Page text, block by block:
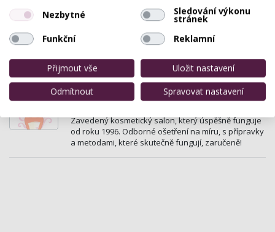
Fryštátská 2060 , Karviná
Nově otevřený estetický salón- neinvazivní
liposukce, léčba celulitidy, lifting obličeje a poprsí,
hyperpigmentace, aplikace botulotoxinu a
kyseliny…
Dermokosmetický salon
Masarykova 53 , Fulnek
Zavedený kosmetický salon, který úspěšně funguje
od roku 1996. Odborné ošetření na míru, s přípravky
a metodami, které skutečně fungují, zaručeně!
Nezbytné Sledování výkonu
stránek
Funkční
Reklamní
Přijmout vše
Uložit nastavení
Odmítnout
Spravovat nastavení